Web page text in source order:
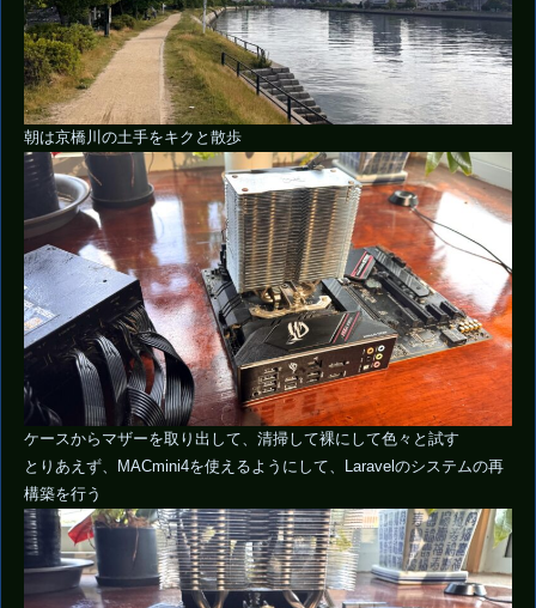
朝は京橋川の土手をキクと散歩
ケースからマザーを取り出して、清掃して裸にして色々と試す
とりあえず、MACmini4を使えるようにして、Laravelのシステムの再
構築を行う